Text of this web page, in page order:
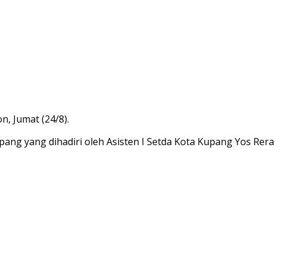
Jumat (24/8).
yang dihadiri oleh Asisten I Setda Kota Kupang Yos Rera